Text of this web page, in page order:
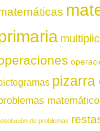
pizarra
de problemas